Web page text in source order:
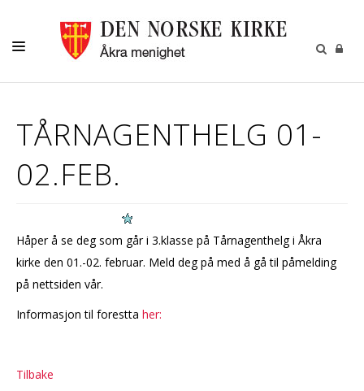
BARN
UNGDOM
KONTAKT
TÅRNAGENTHELG 01-
02.FEB.
Håper å se deg som går i 3.klasse på Tårnagenthelg i Åkra
kirke den 01.-02. februar. Meld deg på med å gå til påmelding
på nettsiden vår.
Informasjon til forestta her:
Tilbake